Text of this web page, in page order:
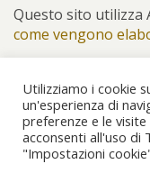
Questo sito utilizza
come vengono
Utilizziamo i cookie
un'esperienza di
preferenze e le
acconsenti all'uso di
"Impostazioni